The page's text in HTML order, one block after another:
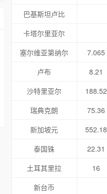
巴基斯坦卢比
卡塔尔里亚尔
塞尔维亚第纳尔
7.065
卢布
8.21
沙特里亚尔
188.52
瑞典克朗
75.36
新加坡元
552.18
泰国铢
22.31
土耳其里拉
16
新台币